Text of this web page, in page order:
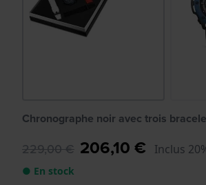
Chronographe noir avec trois
229,00 € 206,10 € Inclus
● En stock